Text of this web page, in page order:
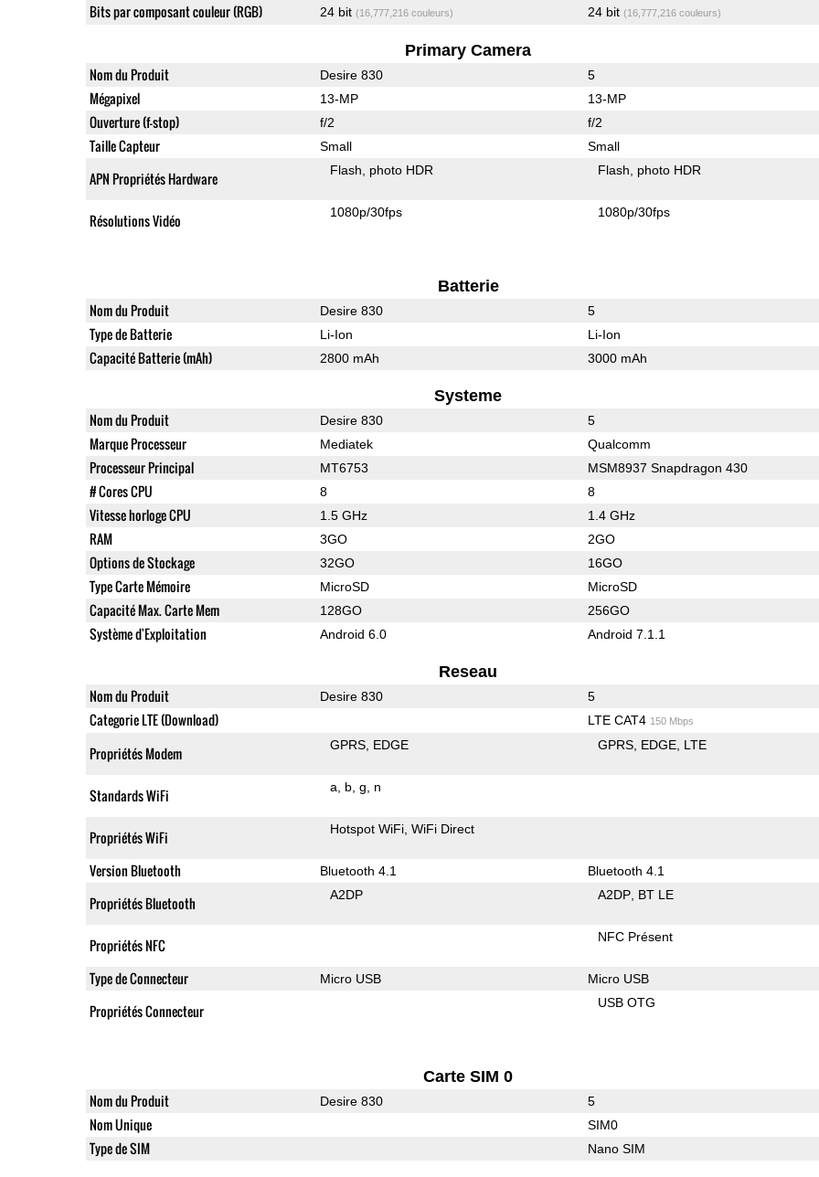
Bits par composant couleur (RGB) 24 bit (16,777,216 couleurs) 24 bit (16,777,216 couleurs)
Primary Camera
Nom du Produit Desire 830 5
Mégapixel 13-MP 13-MP
Ouverture (f-stop) f/2 f/2
Taille Capteur Small Small
APN Propriétés Hardware Flash photo HDR Flash photo HDR
Résolutions Vidéo 1080p/30fps 1080p/30fps
Batterie
Nom du Produit Desire 830 5
Type de Batterie Li-Ion Li-Ion
Capacité Batterie (mAh) 2800 mAh 3000 mAh
Systeme
Nom du Produit Desire 830 5
Marque Processeur Mediatek Qualcomm
Processeur Principal MT6753 MSM8937 Snapdragon 430
# Cores CPU 8 8
Vitesse horloge CPU 1.5 GHz 1.4 GHz
RAM 3GO 2GO
Options de Stockage 32GO 16GO
Type Carte Mémoire MicroSD MicroSD
Capacité Max. Carte Mem 128GO 256GO
Système d'Exploitation Android 6.0 Android 7.1.1
Reseau
Nom du Produit Desire 830 5
Categorie LTE (Download) LTE CAT4 150 Mbps
Propriétés Modem GPRS EDGE GPRS EDGE LTE
Standards WiFi a b g n
Propriétés WiFi Hotspot WiFi WiFi Direct
Version Bluetooth Bluetooth 4.1 Bluetooth 4.1
Propriétés Bluetooth A2DP A2DP BT LE
Propriétés NFC NFC Présent
Type de Connecteur Micro USB Micro USB
Propriétés Connecteur USB OTG
Carte SIM 0
Nom du Produit Desire 830 5
Nom Unique SIM0
Type de SIM Nano SIM